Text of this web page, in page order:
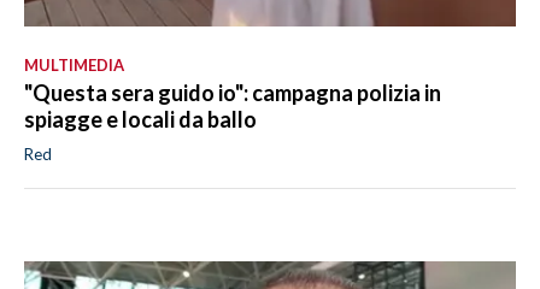
MULTIMEDIA
"Questa sera guido io": campagna polizia in
spiagge e locali da ballo
Red